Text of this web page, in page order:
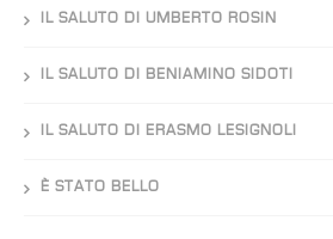
IL SALUTO DI UMBERTO ROSIN
IL SALUTO DI BENIAMINO SIDOTI
IL SALUTO DI ERASMO LESIGNOLI
È STATO BELLO